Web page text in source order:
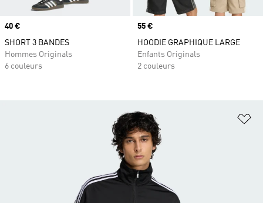
Prix
40 €
SHORT 3 BANDES
Hommes Originals
6 couleurs
Prix
55 €
HOODIE GRAPHIQUE LARGE
Enfants Originals
2 couleurs